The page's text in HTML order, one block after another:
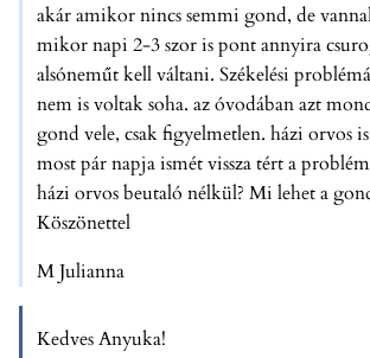
akár amikor nincs semmi gond, de
mikor napi 2-3 szor is pont annyira
alsóneműt kell váltani. Székelési
nem is voltak soha. az óvodában azt
gond vele, csak figyelmetlen. házi orvos
most pár napja ismét vissza tért a
házi orvos beutaló nélkül? Mi lehet a
Köszönettel
M Julianna
Kedves Anyuka!